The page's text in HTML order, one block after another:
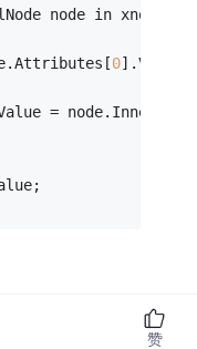
node in
0].Value
=
赞